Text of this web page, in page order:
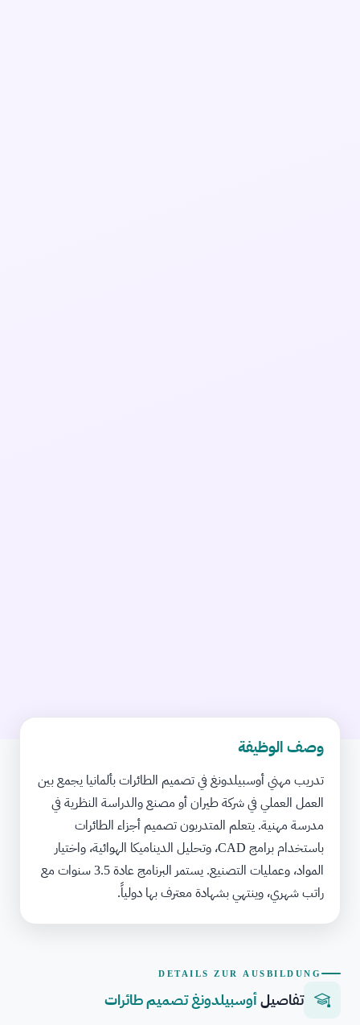
وصف الوظيفة
تدريب مهني أوسبيلدونغ في تصميم الطائرات بألمانيا يجمع بين
العمل العملي في شركة طيران أو مصنع والدراسة النظرية في
مدرسة مهنية. يتعلم المتدربون تصميم أجزاء الطائرات
باستخدام برامج CAD، وتحليل الديناميكا الهوائية، واختيار
المواد، وعمليات التصنيع. يستمر البرنامج عادة 3.5 سنوات مع
راتب شهري، وينتهي بشهادة معترف بها دولياً.
DETAILS ZUR AUSBILDUNG
تفاصيلأوسبيلدونغ تصميم طائرات